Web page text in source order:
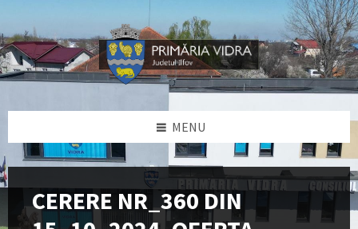
content
left
sidebar
right
sidebar
footer
MENU
CERERE NR_360 DIN